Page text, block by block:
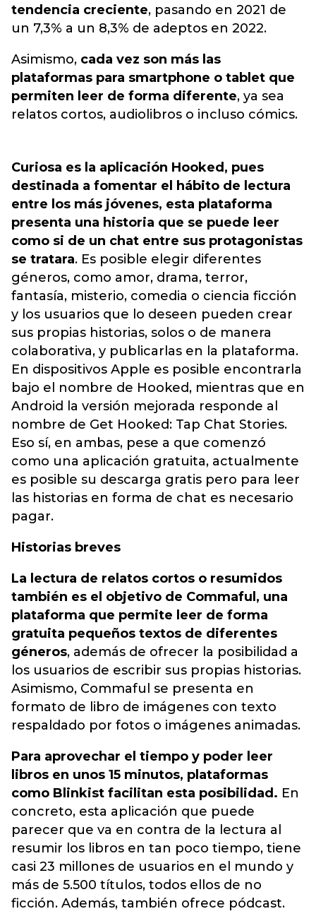
tendencia creciente, pasando en 2021 de
un 7,3% a un 8,3% de adeptos en 2022.
Asimismo, cada vez son más las
plataformas para smartphone o tablet que
permiten leer de forma diferente, ya sea
relatos cortos, audiolibros o incluso cómics.
Curiosa es la aplicación Hooked, pues
destinada a fomentar el hábito de lectura
entre los más jóvenes, esta plataforma
presenta una historia que se puede leer
como si de un chat entre sus protagonistas
se tratara. Es posible elegir diferentes
géneros, como amor, drama, terror,
fantasía, misterio, comedia o ciencia ficción
y los usuarios que lo deseen pueden crear
sus propias historias, solos o de manera
colaborativa, y publicarlas en la plataforma.
En dispositivos Apple es posible encontrarla
bajo el nombre de Hooked, mientras que en
Android la versión mejorada responde al
nombre de Get Hooked: Tap Chat Stories.
Eso sí, en ambas, pese a que comenzó
como una aplicación gratuita, actualmente
es posible su descarga gratis pero para leer
las historias en forma de chat es necesario
pagar.
Historias breves
La lectura de relatos cortos o resumidos
también es el objetivo de Commaful, una
plataforma que permite leer de forma
gratuita pequeños textos de diferentes
géneros, además de ofrecer la posibilidad a
los usuarios de escribir sus propias historias.
Asimismo, Commaful se presenta en
formato de libro de imágenes con texto
respaldado por fotos o imágenes animadas.
Para aprovechar el tiempo y poder leer
libros en unos 15 minutos, plataformas
como Blinkist facilitan esta posibilidad. En
concreto, esta aplicación que puede
parecer que va en contra de la lectura al
resumir los libros en tan poco tiempo, tiene
casi 23 millones de usuarios en el mundo y
más de 5.500 títulos, todos ellos de no
ficción. Además, también ofrece pódcast.